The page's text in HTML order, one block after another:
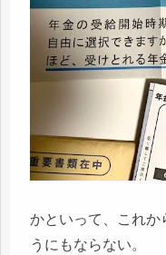
かといって、これか
うにもならない。